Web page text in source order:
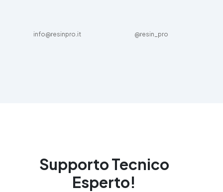
info@resinpro.it @resin_pro
Supporto Tecnico
Esperto!